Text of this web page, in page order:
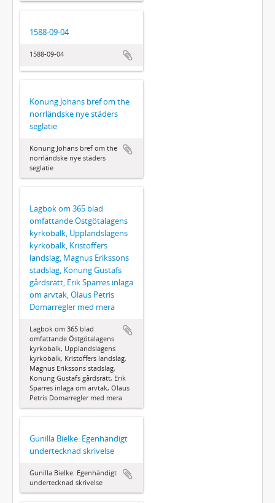
1588-09-04
1588-09-04
Konung Johans bref om the
norrländske nye städers
seglatie
Konung Johans bref om the
norrländske nye städers
seglatie
Lagbok om 365 blad
omfattande Östgötalagens
kyrkobalk, Upplandslagens
kyrkobalk, Kristoffers
landslag, Magnus Erikssons
stadslag, Konung Gustafs
gårdsrätt, Erik Sparres inlaga
om arvtak, Olaus Petris
Domarregler med mera
Lagbok om 365 blad
omfattande Östgötalagens
kyrkobalk, Upplandslagens
kyrkobalk, Kristoffers landslag,
Magnus Erikssons stadslag,
Konung Gustafs gårdsrätt, Erik
Sparres inlaga om arvtak, Olaus
Petris Domarregler med mera
Gunilla Bielke: Egenhändigt
undertecknad skrivelse
Gunilla Bielke: Egenhändigt
undertecknad skrivelse